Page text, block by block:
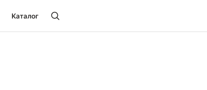
Каталог